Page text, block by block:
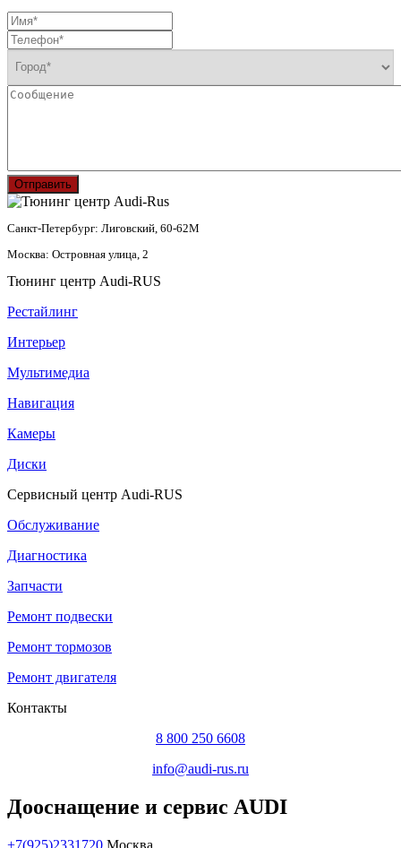
Отправить
Санкт-Петербург: Лиговский, 60-62М
Москва: Островная улица, 2
Тюнинг центр Audi-RUS
Рестайлинг
Интерьер
Мультимедиа
Навигация
Камеры
Диски
Сервисный центр Audi-RUS
Обслуживание
Диагностика
Запчасти
Ремонт подвески
Ремонт тормозов
Ремонт двигателя
Контакты
8 800 250 6608
info@audi-rus.ru
Дооснащение и сервис AUDI
+7(925)2331720 Москва